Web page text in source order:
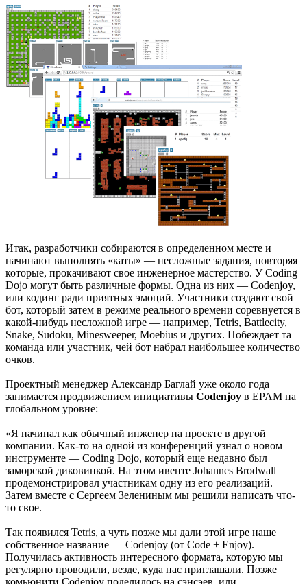
Итак, разработчики собираются в определенном месте и
начинают выполнять «каты» — несложные задания, повторяя
которые, прокачивают свое инженерное мастерство. У Coding
Dojo могут быть различные формы. Одна из них — Codenjoy,
или кодинг ради приятных эмоций. Участники создают свой
бот, который затем в режиме реального времени соревнуется в
какой-нибудь несложной игре — например, Tetris, Battlecity,
Snake, Sudoku, Minesweeper, Moebius и других. Побеждает та
команда или участник, чей бот набрал наибольшее количество
очков.
Проектный менеджер Александр Баглай уже около года
занимается продвижением инициативы Codenjoy в EPAM на
глобальном уровне:
«Я начинал как обычный инженер на проекте в другой
компании. Как-то на одной из конференций узнал о новом
инструменте — Coding Dojo, который еще недавно был
заморской диковинкой. На этом ивенте Johannes Brodwall
продемонстрировал участникам одну из его реализаций.
Затем вместе с Сергеем Зелениным мы решили написать что-
то свое.
Так появился Tetris, а чуть позже мы дали этой игре наше
собственное название — Codenjoy (от Code + Enjoy).
Получилась активность интересного формата, которую мы
регулярно проводили, везде, куда нас приглашали. Позже
комьюнити Codenjoy поделилось на сэнсэев, или